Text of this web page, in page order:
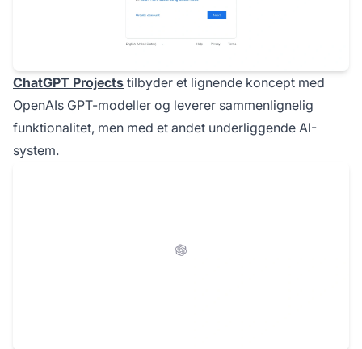
ChatGPT Projects tilbyder et lignende koncept med
OpenAIs GPT-modeller og leverer sammenlignelig
funktionalitet, men med et andet underliggende AI-
system.